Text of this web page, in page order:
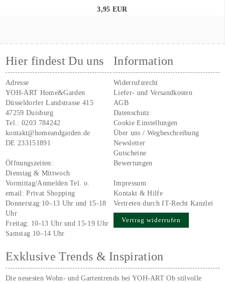
3,95 EUR
Hier findest Du uns
Adresse
YOH-ART Home&Garden
Düsseldorfer Landstrasse 415
47259 Duisburg
Tel.:0203 784242
kontakt@homeandgarden.de
DE 233151891
Öffnungszeiten:
Dienstag & Mittwoch
Vormittag/Anmelden Tel. o.
email:Privat Shopping
Donnerstag:10–13 Uhr und 15-18
Uhr
Freitag: 10-13 Uhr und 15-19 Uhr
Samstag 10–14 Uhr
Information
Widerrufsrecht
Liefer- und Versandkosten
AGB
Datenschutz
Cookie Einstellungen
Über uns / Wegbeschreibung
Newsletter
Gutscheine
Bewertungen
Impressum
Kontakt & Hilfe
Vertreten durch IT-Recht Kanzlei
Vertrag widerrufen
Exklusive Trends & Inspiration
Die neuesten Wohn- und Gartentrends bei YOH‑ART Ob stilvolle